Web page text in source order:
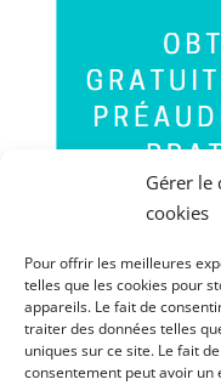
Gérer le
cookies
Pour offrir les meilleures
telles que les cookies pour
appareils. Le fait de
traiter des données telles
uniques sur ce site. Le fait
consentement peut avoir